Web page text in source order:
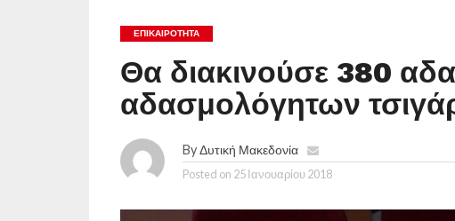
ΕΠΙΚΑΙΡΟΤΗΤΑ
Θα διακινούσε 380
αδασμολόγητων
ByΔυτική Μακεδονία
Posted on 25 Ιανουαρίου 2018